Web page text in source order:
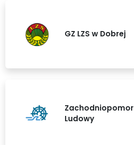
GZ LZS w Dobrej
Ludowy